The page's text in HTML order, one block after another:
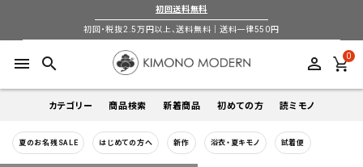
初回送料無料
初回・税抜2.5万円以上、送料無料｜送料一律550円
menu search perm_identity 0
カテゴリー
着物
商品検索
キーワードから探す
新着商品 初めての方 読ミモノ
夏のお名残SALE はじめての方へ 新作 浴衣・夏キモノ 試着便